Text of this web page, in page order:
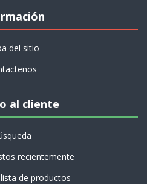
del sitio
al cliente
recientemente
de productos